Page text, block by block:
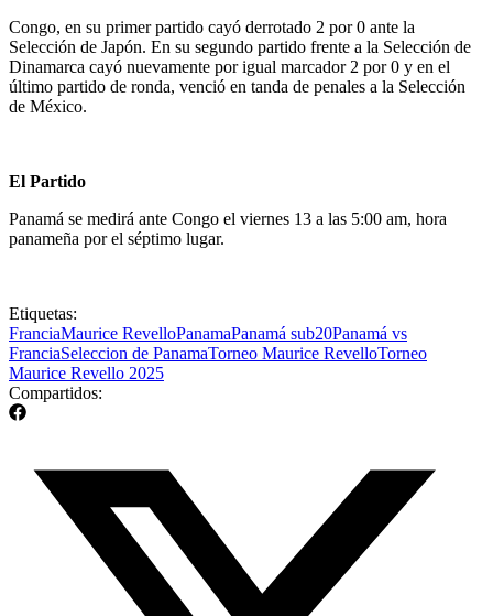
Congo, en su primer partido cayó derrotado 2 por 0 ante la
Selección de Japón. En su segundo partido frente a la Selección de
Dinamarca cayó nuevamente por igual marcador 2 por 0 y en el
último partido de ronda, venció en tanda de penales a la Selección
de México.
El Partido
Panamá se medirá ante Congo el viernes 13 a las 5:00 am, hora
panameña por el séptimo lugar.
Etiquetas:
FranciaMaurice RevelloPanamaPanamá sub20Panamá vs
FranciaSeleccion de PanamaTorneo Maurice RevelloTorneo
Maurice Revello 2025
Compartidos: